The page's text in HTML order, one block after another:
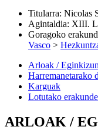
Titularra: Nicolas
Agintaldia: XIII.
Goragoko
Vasco >
Arloak /
Harremanetarako
Karguak
Lotutako
ARLOAK /